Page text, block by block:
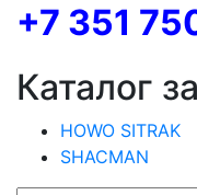
+7 351
Каталог
HOWO SITRAK
SHACMAN